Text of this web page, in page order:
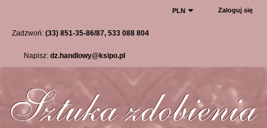
Zaloguj się
PLN
Zadzwoń: (33) 851-35-86/87, 533 088 804
Napisz: dz.handlowy@ksipo.pl